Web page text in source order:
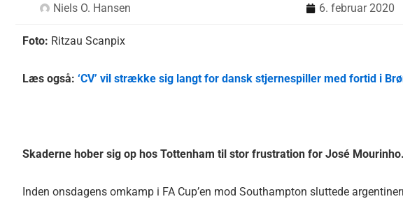
Niels O. Hansen 6. februar 2020
Foto: Ritzau Scanpix
Læs også: ‘CV’ vil strække sig langt for dansk stjernespiller med fortid i
Skaderne hober sig op hos Tottenham til stor frustration for José Mourinho.
Inden onsdagens omkamp i FA Cup’en mod Southampton sluttede